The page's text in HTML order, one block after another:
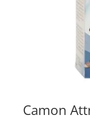
Camon